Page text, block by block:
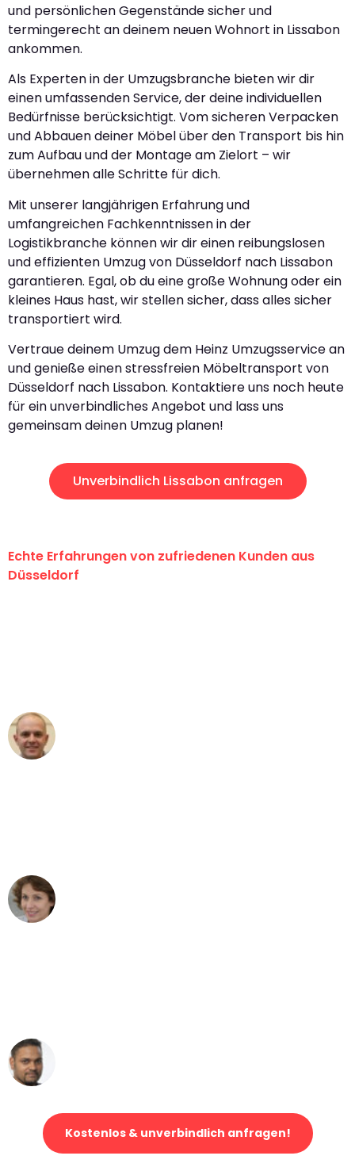
und persönlichen Gegenstände sicher und
termingerecht an deinem neuen Wohnort in Lissabon
ankommen.
Als Experten in der Umzugsbranche bieten wir dir
einen umfassenden Service, der deine individuellen
Bedürfnisse berücksichtigt. Vom sicheren Verpacken
und Abbauen deiner Möbel über den Transport bis hin
zum Aufbau und der Montage am Zielort – wir
übernehmen alle Schritte für dich.
Mit unserer langjährigen Erfahrung und
umfangreichen Fachkenntnissen in der
Logistikbranche können wir dir einen reibungslosen
und effizienten Umzug von Düsseldorf nach Lissabon
garantieren. Egal, ob du eine große Wohnung oder ein
kleines Haus hast, wir stellen sicher, dass alles sicher
transportiert wird.
Vertraue deinem Umzug dem Heinz Umzugsservice an
und genieße einen stressfreien Möbeltransport von
Düsseldorf nach Lissabon. Kontaktiere uns noch heute
für ein unverbindliches Angebot und lass uns
gemeinsam deinen Umzug planen!
Unverbindlich Lissabon anfragen
Echte Erfahrungen von zufriedenen Kunden aus
Düsseldorf
Kostenlos & unverbindlich anfragen!